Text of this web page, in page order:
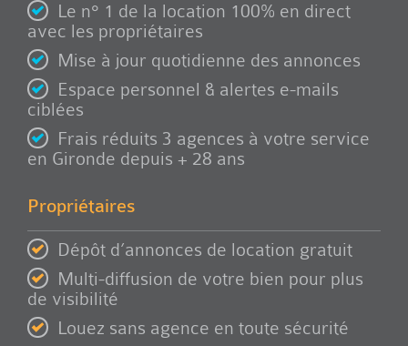
Le n° 1 de la location 100% en direct
avec les propriétaires
Mise à jour quotidienne des annonces
Espace personnel & alertes e-mails
ciblées
Frais réduits 3 agences à votre service
en Gironde depuis + 28 ans
Propriétaires
Dépôt d’annonces de location gratuit
Multi-diffusion de votre bien pour plus
de visibilité
Louez sans agence en toute sécurité